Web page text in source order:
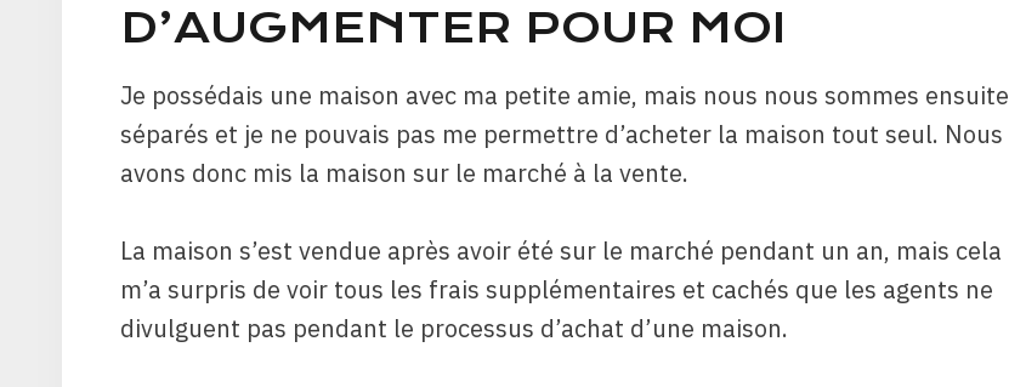
D’AUGMENTER POUR MOI
Je possédais une maison avec ma petite amie, mais nous nous sommes ensuite
séparés et je ne pouvais pas me permettre d’acheter la maison tout seul. Nous
avons donc mis la maison sur le marché à la vente.
La maison s’est vendue après avoir été sur le marché pendant un an, mais cela
m’a surpris de voir tous les frais supplémentaires et cachés que les agents ne
divulguent pas pendant le processus d’achat d’une maison.